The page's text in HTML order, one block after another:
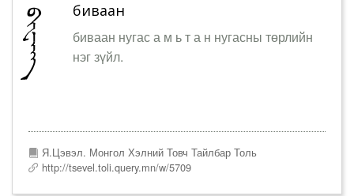
биваан
биваан нугас а м ь т а н нугасны төрлийн
нэг зүйл.
Я.Цэвэл. Монгол Хэлний Товч Тайлбар Толь
http://tsevel.toli.query.mn/w/5709